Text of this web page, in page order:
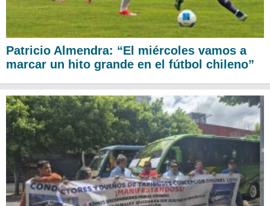
Patricio Almendra: “El miércoles vamos a
marcar un hito grande en el fútbol chileno”